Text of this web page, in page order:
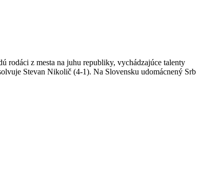
z mesta na juhu republiky, vychádzajúce talenty
Stevan Nikolič (4-1). Na Slovensku udomácnený Srb